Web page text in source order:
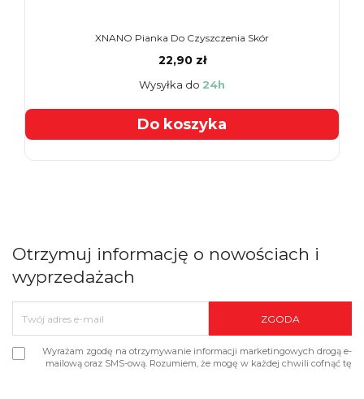
XNANO Pianka Do Czyszczenia Skór
22,90 zł
Wysyłka do 24h
Do koszyka
Otrzymuj informację o nowościach i
wyprzedażach
Wyrażam zgodę na otrzymywanie informacji marketingowych drogą e-
mailową oraz SMS-ową. Rozumiem, że mogę w każdej chwili cofnąć tę